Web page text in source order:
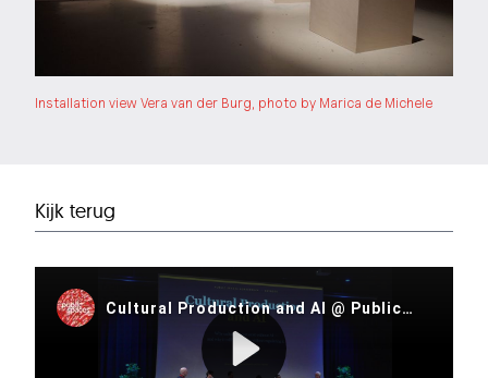
Installation view Vera van der Burg, photo by Marica de Michele
Kijk terug